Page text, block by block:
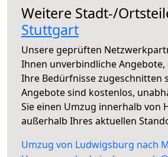
Weitere Stadt-/
Stuttgart
Unsere geprüften
Ihnen unverbindliche Angebote,
Ihre Bedürfnisse zugeschnitten
Angebote sind kostenlos,
Sie einen Umzug innerhalb von
außerhalb Ihres aktuellen
Umzug von Ludwigsburg nach